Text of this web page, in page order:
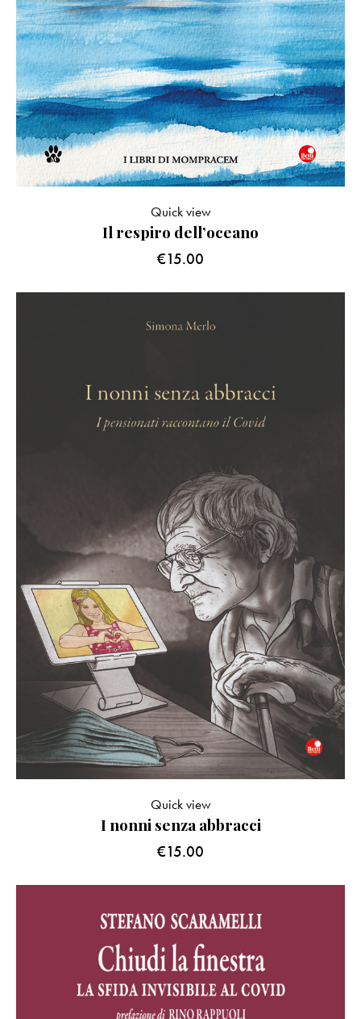
Il respiro dell’oceano
€15.00
Quick view
I nonni senza abbracci
€15.00
Quick view